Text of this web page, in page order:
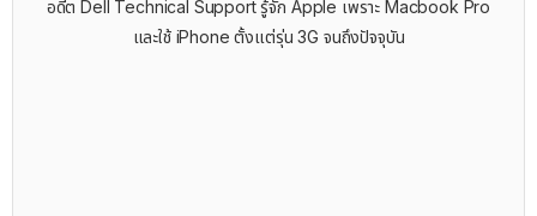
อดีต Dell Technical Support รู้จัก ​Apple เพราะ Macbook Pro
และใช้ iPhone ตั้งแต่รุ่น 3G จนถึงปัจจุบัน